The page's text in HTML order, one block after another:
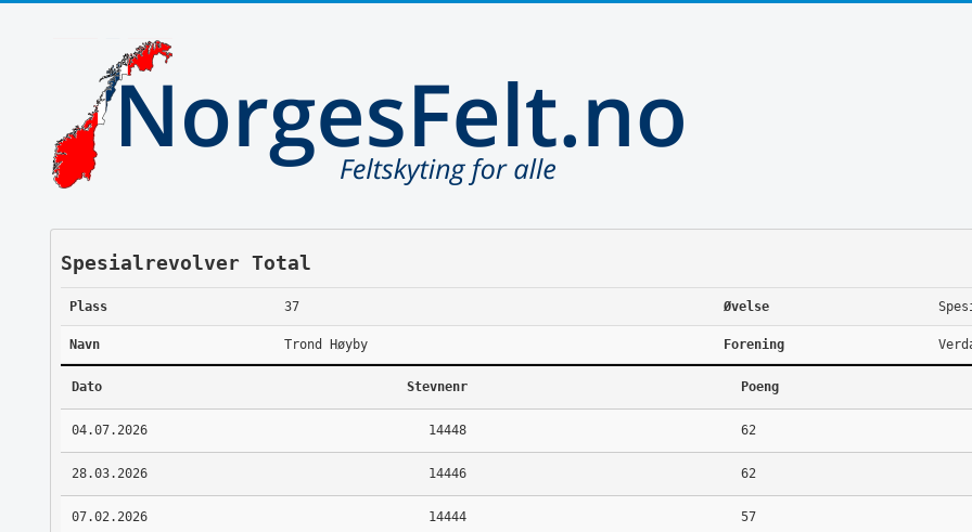
Spesialrevolver Total
Plass 37 Øvelse
Navn Trond Høyby Forening
Dato Stevnenr Poeng
04.07.2026 14448 62
28.03.2026 14446 62
07.02.2026 14444 57